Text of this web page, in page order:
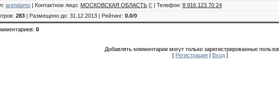
: arendamo | Контактное лицо: МОСКОВСКАЯ ОБЛАСТЬ E | Телефон: 8 916 123 70 24
: 283 | Размещено до: 31.12.2013 | Рейтинг: 0.0/0
: 0
Добавлять комментарии могут только зарегистрированные
[ Регистрация | Вход ]